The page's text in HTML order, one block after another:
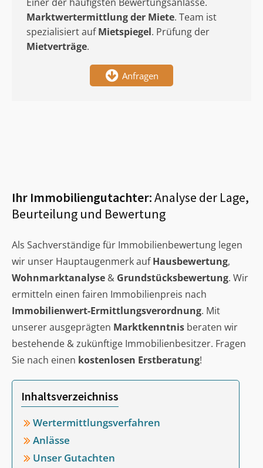
Marktwertermittlungder Miete. Team ist
spezialisiert aufMietspiegel. Prüfung der
Mietverträge.
Anfragen
Ihr Immobiliengutachter:Analyse der Lage,
Beurteilung und Bewertung
Als Sachverständige für Immobilienbewertung legen
wir unser Hauptaugenmerk aufHausbewertung,
Wohnmarktanalyse & Grundstücksbewertung. Wir
ermitteln einen fairen Immobilienpreis nach
Immobilienwert-Ermittlungsverordnung. Mit
unserer ausgeprägten Marktkenntnis beraten wir
bestehende & zukünftige Immobilienbesitzer. Fragen
Sie nach einen kostenlosen Erstberatung!
Inhaltsverzeichniss
Wertermittlungsverfahren
Anlässe
Unser Gutachten